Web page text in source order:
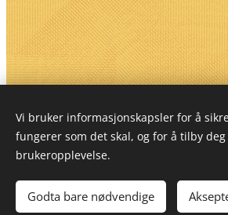
Nummer Ti, Kommandørkapten
3183 Horten,
Ligger på Garassjetorget ved
Vi bruker informasjonskapsler for å
fungerer som det skal, og for å tilby
brukeropplevelse.
Godta bare nødvendige